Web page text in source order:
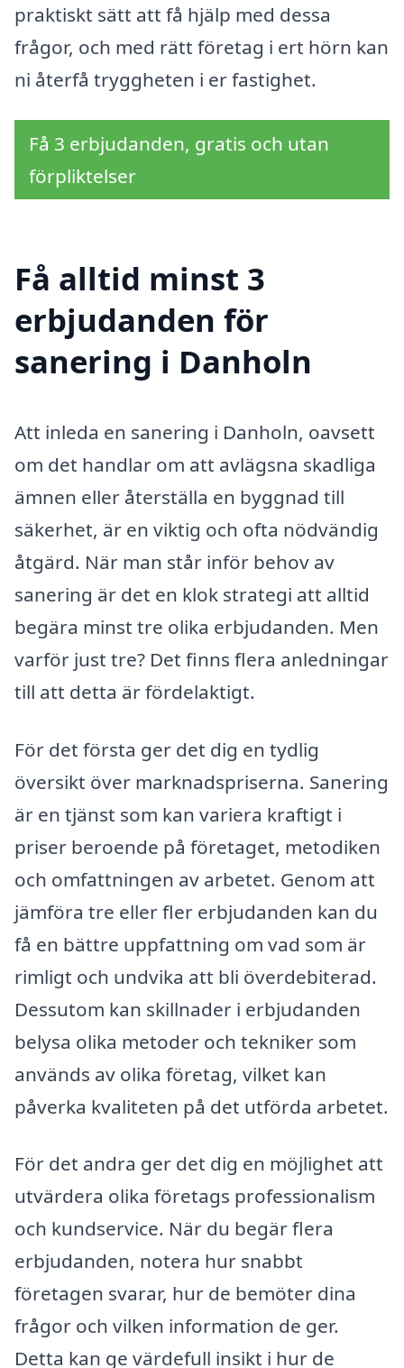
praktiskt sätt att få hjälp med dessa
frågor, och med rätt företag i ert hörn kan
ni återfå tryggheten i er fastighet.
Få 3 erbjudanden, gratis och utan
förpliktelser
Få alltid minst 3
erbjudanden för
sanering i Danholn
Att inleda en sanering i Danholn, oavsett
om det handlar om att avlägsna skadliga
ämnen eller återställa en byggnad till
säkerhet, är en viktig och ofta nödvändig
åtgärd. När man står inför behov av
sanering är det en klok strategi att alltid
begära minst tre olika erbjudanden. Men
varför just tre? Det finns flera anledningar
till att detta är fördelaktigt.
För det första ger det dig en tydlig
översikt över marknadspriserna. Sanering
är en tjänst som kan variera kraftigt i
priser beroende på företaget, metodiken
och omfattningen av arbetet. Genom att
jämföra tre eller fler erbjudanden kan du
få en bättre uppfattning om vad som är
rimligt och undvika att bli överdebiterad.
Dessutom kan skillnader i erbjudanden
belysa olika metoder och tekniker som
används av olika företag, vilket kan
påverka kvaliteten på det utförda arbetet.
För det andra ger det dig en möjlighet att
utvärdera olika företags professionalism
och kundservice. När du begär flera
erbjudanden, notera hur snabbt
företagen svarar, hur de bemöter dina
frågor och vilken information de ger.
Detta kan ge värdefull insikt i hur de